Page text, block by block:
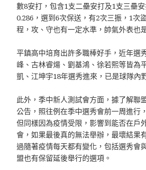
數8安打，包含1支二壘安打及1支三壘
0.286，選到6次保送，有2次三振，1次
程，攻、守也有一定水準，帥氣外表也
平鎮高中培育出許多職棒好手，近年選
峰、古林睿煬、劉基鴻、徐若熙等皆為
凱、江坤宇18年選秀進來，已是球隊內
此外，季中新人測試會方面，據了解聯
公告，照往例在季中選秀會前一周進行
但同樣因為疫情受限，影響到能否在戶
會，如果最後真的無法舉辦，最壞結果
過隨著疫情每天都有變化，包括選秀會
盟也有保留延後舉行的選項。